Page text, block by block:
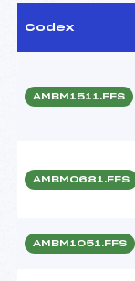
Codex
AMBM1511.FFS
AMBM0681.FFS
AMBM1051.FFS